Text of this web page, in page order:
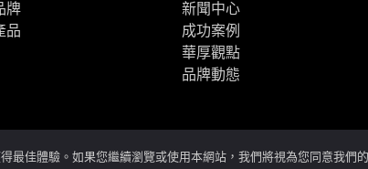
牌
品
新聞中心
成功案例
華厚觀點
品牌動態
最佳體驗。如果您繼續瀏覽或使用本網站，我們將視為您同意我們